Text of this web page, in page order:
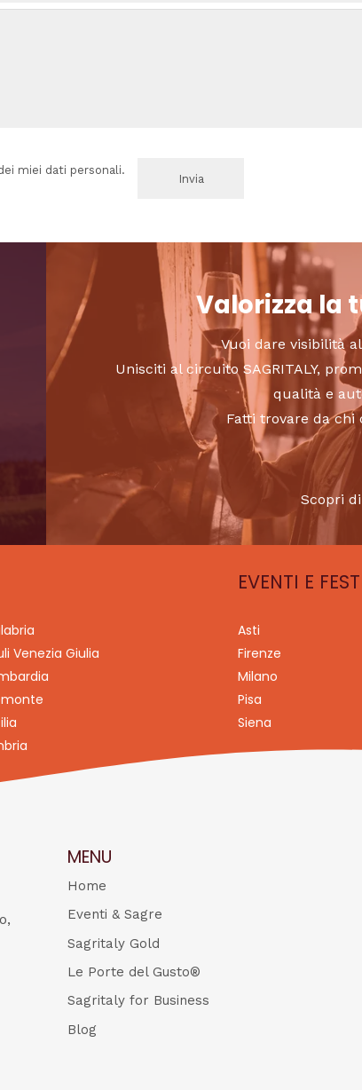
miei dati personali.
Valorizza la
Vuoi dare visibilità
Unisciti al circuito SAGRITALY,
qualità e
Fatti trovare da chi
Scopri
Venezia Giulia
EVENTI E
Asti
Firenze
Milano
Pisa
Siena
MENU
Home
Eventi & Sagre
Sagritaly Gold
Le Porte del Gusto®
Sagritaly for Business
Blog